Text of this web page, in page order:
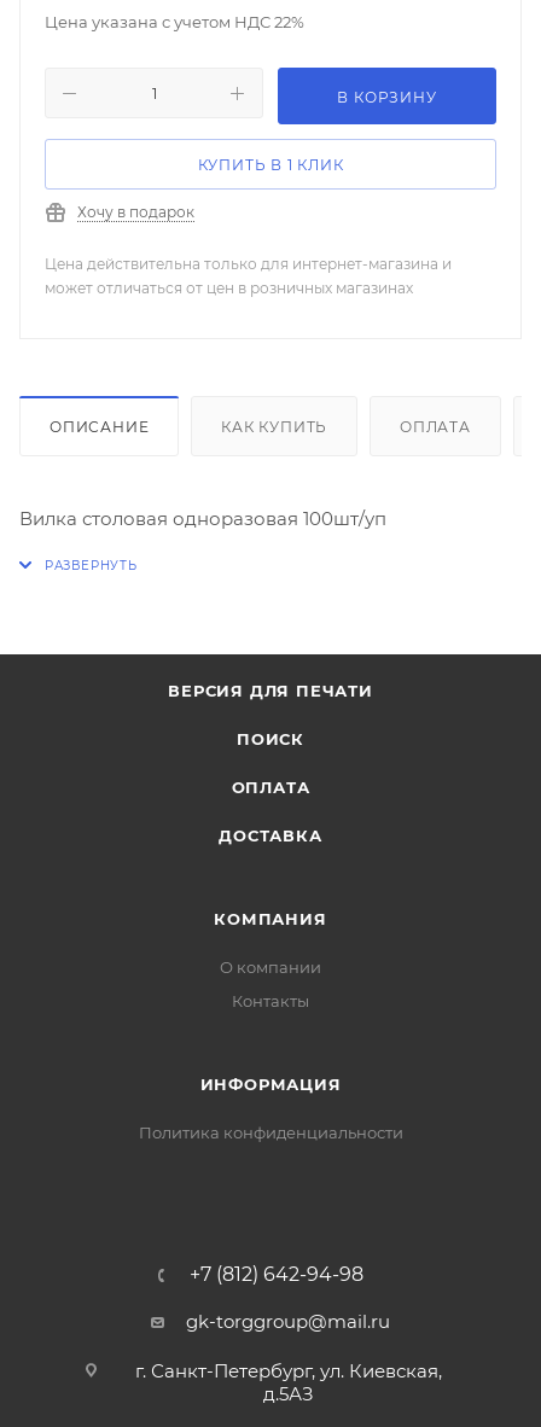
Цена указана с учетом НДС 22%
В КОРЗИНУ
КУПИТЬ В 1 КЛИК
Хочу в подарок
Цена действительна только для интернет-магазина и
может отличаться от цен в розничных магазинах
ОПИСАНИЕ КАК КУПИТЬ ОПЛАТА
Вилка столовая одноразовая 100шт/уп
ВЕРСИЯ ДЛЯ ПЕЧАТИ
ПОИСК
ОПЛАТА
ДОСТАВКА
КОМПАНИЯ
О компании
Контакты
ИНФОРМАЦИЯ
Политика конфиденциальности
+7 (812) 642-94-98
gk-torggroup@mail.ru
г. Санкт-Петербург, ул. Киевская,
д.5АЗ